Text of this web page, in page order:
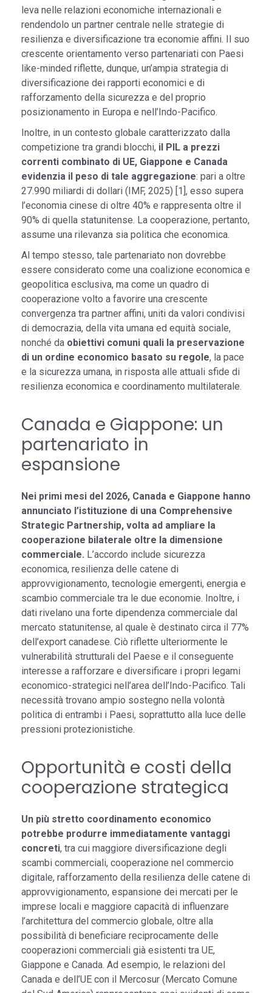
leva nelle relazioni economiche internazionali e
rendendolo un partner centrale nelle strategie di
resilienza e diversificazione tra economie affini. Il suo
crescente orientamento verso partenariati con Paesi
like-minded riflette, dunque, un’ampia strategia di
diversificazione dei rapporti economici e di
rafforzamento della sicurezza e del proprio
posizionamento in Europa e nell’Indo-Pacifico.
Inoltre, in un contesto globale caratterizzato dalla
competizione tra grandi blocchi, il PIL a prezzi
correnti combinato di UE, Giappone e Canada
evidenzia il peso di tale aggregazione: pari a oltre
27.990 miliardi di dollari (IMF, 2025) [1], esso supera
l’economia cinese di oltre 40% e rappresenta oltre il
90% di quella statunitense. La cooperazione, pertanto,
assume una rilevanza sia politica che economica.
Al tempo stesso, tale partenariato non dovrebbe
essere considerato come una coalizione economica e
geopolitica esclusiva, ma come un quadro di
cooperazione volto a favorire una crescente
convergenza tra partner affini, uniti da valori condivisi
di democrazia, della vita umana ed equità sociale,
nonché da obiettivi comuni quali la preservazione
di un ordine economico basato su regole, la pace
e la sicurezza umana, in risposta alle attuali sfide di
resilienza economica e coordinamento multilaterale.
Canada e Giappone: un
partenariato in
espansione
Nei primi mesi del 2026, Canada e Giappone hanno
annunciato l’istituzione di una Comprehensive
Strategic Partnership, volta ad ampliare la
cooperazione bilaterale oltre la dimensione
commerciale. L’accordo include sicurezza
economica, resilienza delle catene di
approvvigionamento, tecnologie emergenti, energia e
scambio commerciale tra le due economie. Inoltre, i
dati rivelano una forte dipendenza commerciale dal
mercato statunitense, al quale è destinato circa il 77%
dell’export canadese. Ciò riflette ulteriormente le
vulnerabilità strutturali del Paese e il conseguente
interesse a rafforzare e diversificare i propri legami
economico-strategici nell’area dell’Indo-Pacifico. Tali
necessità trovano ampio sostegno nella volontà
politica di entrambi i Paesi, soprattutto alla luce delle
pressioni protezionistiche.
Opportunità e costi della
cooperazione strategica
Un più stretto coordinamento economico
potrebbe produrre immediatamente vantaggi
concreti, tra cui maggiore diversificazione degli
scambi commerciali, cooperazione nel commercio
digitale, rafforzamento della resilienza delle catene di
approvvigionamento, espansione dei mercati per le
imprese locali e maggiore capacità di influenzare
l’architettura del commercio globale, oltre alla
possibilità di beneficiare reciprocamente delle
cooperazioni commerciali già esistenti tra UE,
Giappone e Canada. Ad esempio, le relazioni del
Canada e dell’UE con il Mercosur (Mercato Comune